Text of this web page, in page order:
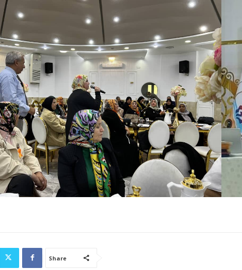
Share